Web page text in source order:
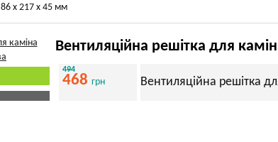
х 217 х 45 мм
Вентиляційна решітка для
494
468 грн Вентиляційна решітка